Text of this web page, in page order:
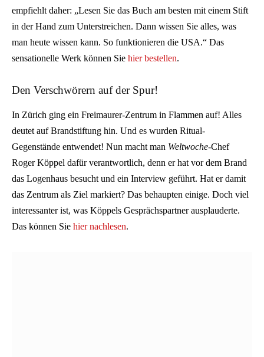
empfiehlt daher: „Lesen Sie das Buch am besten mit einem Stift
in der Hand zum Unterstreichen. Dann wissen Sie alles, was
man heute wissen kann. So funktionieren die USA.“ Das
sensationelle Werk können Sie hier bestellen.
Den Verschwörern auf der Spur!
In Zürich ging ein Freimaurer-Zentrum in Flammen auf! Alles
deutet auf Brandstiftung hin. Und es wurden Ritual-
Gegenstände entwendet! Nun macht man Weltwoche-Chef
Roger Köppel dafür verantwortlich, denn er hat vor dem Brand
das Logenhaus besucht und ein Interview geführt. Hat er damit
das Zentrum als Ziel markiert? Das behaupten einige. Doch viel
interessanter ist, was Köppels Gesprächspartner ausplauderte.
Das können Sie hier nachlesen.